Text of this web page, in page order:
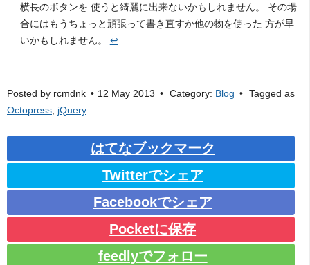
横長のボタンを 使うと綺麗に出来ないかもしれません。 その場
合にはもうちょっと頑張って書き直すか他の物を使った 方が早
いかもしれません。 ↩
Posted by rcmdnk 12 May 2013 Category: Blog
Tagged as
Octopress, jQuery
はてなブックマーク
Twitterでシェア
Facebookでシェア
Pocketに保存
feedlyでフォロー